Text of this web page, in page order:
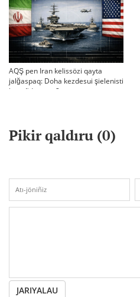
AQŞ pen Iran kelissözi qayta
jalğaspaq: Doha kezdesui şielenisti
bäseñdete me?
Pikir qaldıru (0)
JARIYALAU